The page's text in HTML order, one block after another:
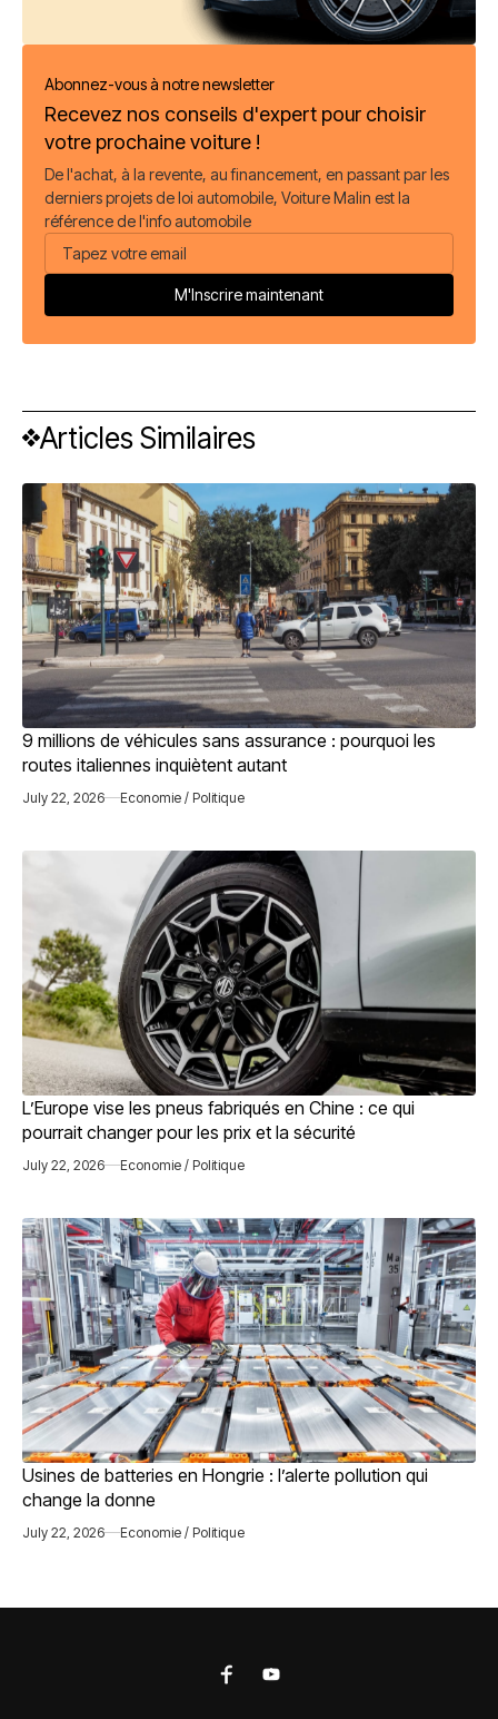
Abonnez-vous à notre newsletter
Recevez nos conseils d'expert pour choisir
votre prochaine voiture !
De l'achat, à la revente, au financement, en passant par les
derniers projets de loi automobile, Voiture Malin est la
référence de l'info automobile
Articles Similaires
9 millions de véhicules sans assurance : pourquoi les
routes italiennes inquiètent autant
July 22, 2026 Economie / Politique
L’Europe vise les pneus fabriqués en Chine : ce qui
pourrait changer pour les prix et la sécurité
July 22, 2026 Economie / Politique
Usines de batteries en Hongrie : l’alerte pollution qui
change la donne
July 22, 2026 Economie / Politique